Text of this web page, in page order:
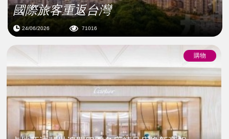
國際旅客重返台灣
24/06/2026 71016
購物